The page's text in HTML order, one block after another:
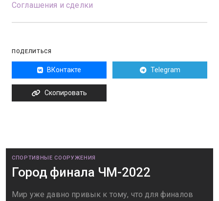
Соглашения и сделки
ПОДЕЛИТЬСЯ
ВКонтакте Telegram
Скопировать
СПОРТИВНЫЕ СООРУЖЕНИЯ
Город финала ЧМ-2022
Мир уже давно привык к тому, что для финалов